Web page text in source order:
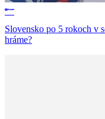
Slovensko po 5 rokoch v
hráme?